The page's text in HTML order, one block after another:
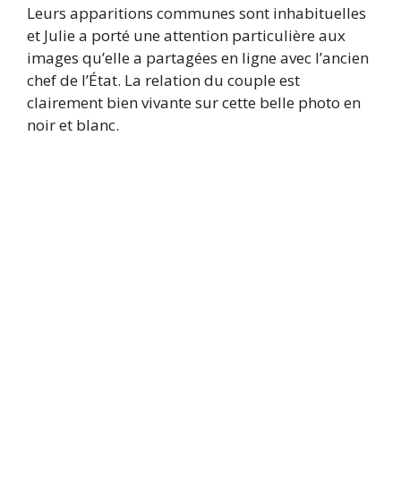
Leurs apparitions communes sont inhabituelles
et Julie a porté une attention particulière aux
images qu’elle a partagées en ligne avec l’ancien
chef de l’État. La relation du couple est
clairement bien vivante sur cette belle photo en
noir et blanc.